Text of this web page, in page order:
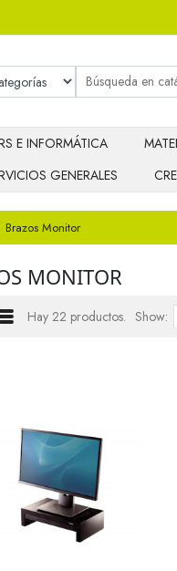
E INFORMÁTICA
GENERALES
Brazos Monitor
MONITOR
Hay 22 productos. Show: